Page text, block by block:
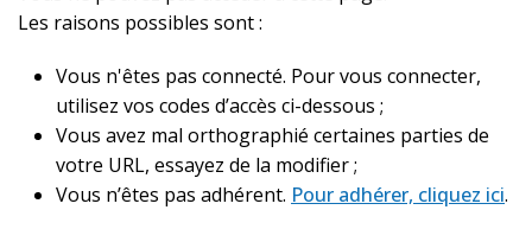
Les raisons possibles sont :
Vous n'êtes pas connecté. Pour vous connecter,
utilisez vos codes d’accès ci-dessous ;
Vous avez mal orthographié certaines parties de
votre URL, essayez de la modifier ;
Vous n’êtes pas adhérent. Pour adhérer, cliquez ici.